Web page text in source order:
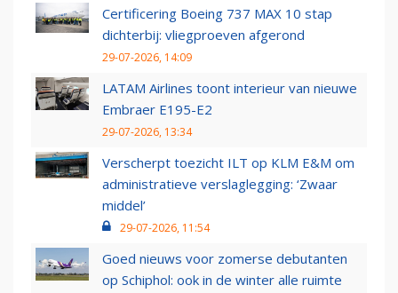
Certificering Boeing 737 MAX 10 stap
dichterbij: vliegproeven afgerond
29-07-2026, 14:09
LATAM Airlines toont interieur van nieuwe
Embraer E195-E2
29-07-2026, 13:34
Verscherpt toezicht ILT op KLM E&M om
administratieve verslaglegging: ‘Zwaar
middel’
29-07-2026, 11:54
Goed nieuws voor zomerse debutanten
op Schiphol: ook in de winter alle ruimte